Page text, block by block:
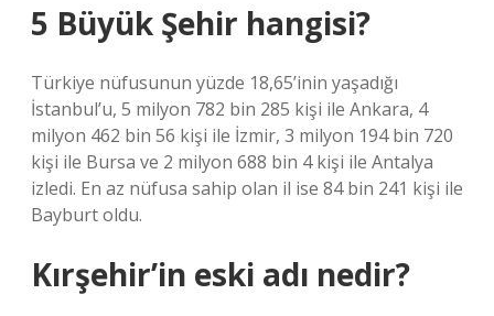
5 Büyük Şehir hangisi?
Türkiye nüfusunun yüzde 18,65’inin yaşadığı
İstanbul’u, 5 milyon 782 bin 285 kişi ile Ankara, 4
milyon 462 bin 56 kişi ile İzmir, 3 milyon 194 bin 720
kişi ile Bursa ve 2 milyon 688 bin 4 kişi ile Antalya
izledi. En az nüfusa sahip olan il ise 84 bin 241 kişi ile
Bayburt oldu.
Kırşehir’in eski adı nedir?